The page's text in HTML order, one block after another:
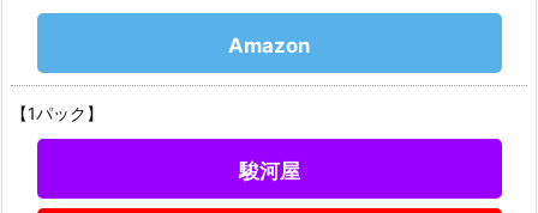
Amazon
【1パック】
駿河屋